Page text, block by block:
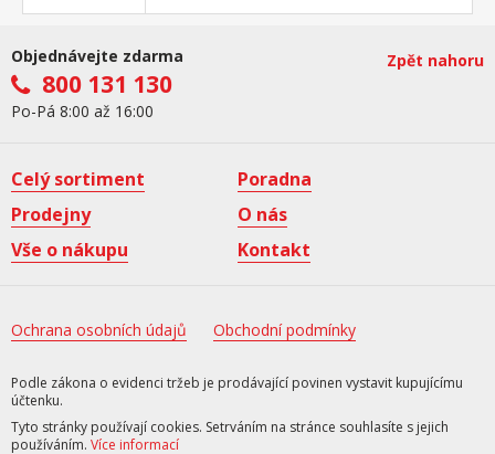
Objednávejte zdarma
800 131 130
Po-Pá 8:00 až 16:00
Zpět nahoru
Celý sortiment
Poradna
Prodejny
O nás
Vše o nákupu
Kontakt
Ochrana osobních údajů Obchodní podmínky
Podle zákona o evidenci tržeb je prodávající povinen vystavit kupujícímu
účtenku.
Tyto stránky používají cookies. Setrváním na stránce souhlasíte s jejich
používáním. Více informací